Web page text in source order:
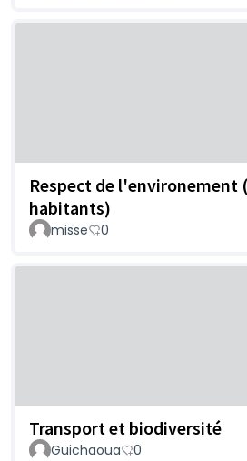
Respect de l'environement
habitants)
misse 0
Transport et biodiversité
Guichaoua 0